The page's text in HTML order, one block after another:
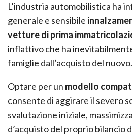
L’industria automobilistica ha
generale e sensibile
vetture di prima
inflattivo che ha
famiglie dall’acquisto del nuovo.
Optare per un modello
consente di aggirare il severo
svalutazione iniziale,
d’acquisto del proprio bilancio